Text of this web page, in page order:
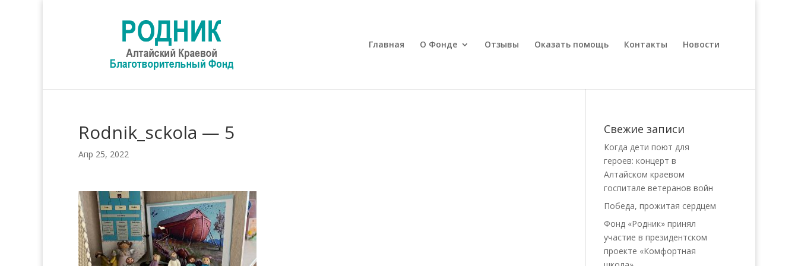
Главная О Фонде Отзывы Оказать помощь Контакты Новости
Rodnik_sckola — 5
Апр 25, 2022
Свежие записи
Когда дети поют для
героев: концерт в
Алтайском краевом
госпитале ветеранов войн
Победа, прожитая сердцем
Фонд «Родник» принял
участие в президентском
проекте «Комфортная